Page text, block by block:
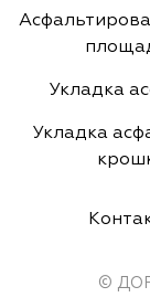
Укладка
Укладка
©